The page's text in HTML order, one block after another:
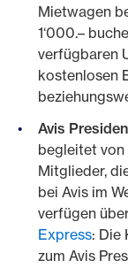
Mietwagen
1‘000.–
verfügbaren
kostenlosen
Avis
begleitet von
Mitglieder,
bei Avis im
verfügen
Express: Die
zum Avis